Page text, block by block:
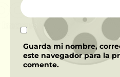
Guarda mi nombre,
este navegador para la
comente.